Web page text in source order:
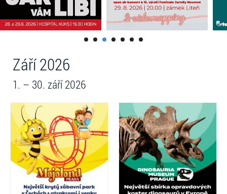
Září 2026
1. – 30. září 2026